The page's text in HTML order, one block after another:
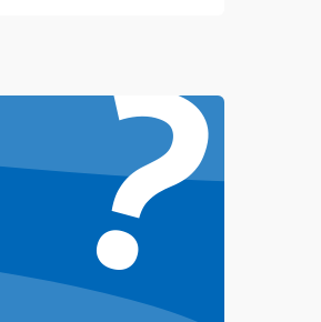
Подробнее →
Подробнее →
Подробнее →
?